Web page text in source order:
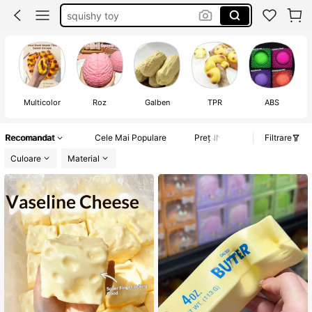
squisy
sqiushy
Multicolor Roz Galben TPR ABS
Recomandat Cele Mai Populare Preț
Filtrare
Culoare
Material